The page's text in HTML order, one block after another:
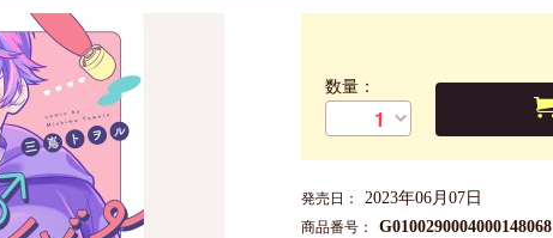
数量：
発売日： 2023年06月07日
商品番号： G0100290004000148068